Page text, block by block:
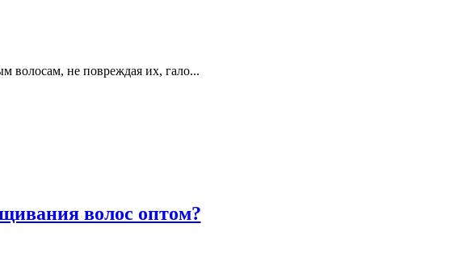
волосам, не повреждая их, гало...
волос оптом?